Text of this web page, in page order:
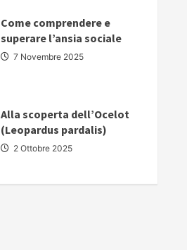
Come comprendere e
superare l’ansia sociale
7 Novembre 2025
Alla scoperta dell’Ocelot
(Leopardus pardalis)
2 Ottobre 2025